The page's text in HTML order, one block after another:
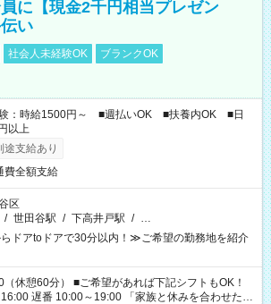
に【現金2千円相当プレゼン
い
社会人未経験OK
ブランクOK
：時給1500円～ ■週払いOK ■扶養内OK ■日
以上
途支給あり
費全額支給
区
/ 世田谷駅 / 下高井戸駅 / …
ドアtoドアで30分以内！≫ご希望の勤務地を紹介
希望があれば下記シフトもOK！
10:00～19:00 「家族と休みを合わせた